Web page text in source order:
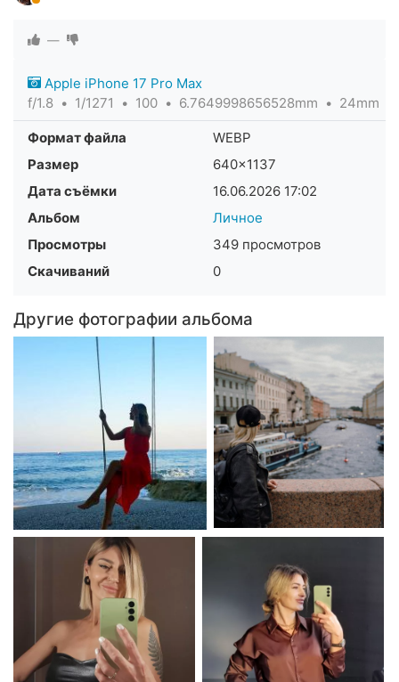
—
Apple iPhone 17 Pro Max
f/1.8
1/1271 100 6.7649998656528mm 24mm
Формат файла
WEBP
Размер
640×1137
Дата съёмки
16.06.2026 17:02
Альбом
Личное
Просмотры
349 просмотров
Скачиваний
0
Другие фотографии альбома